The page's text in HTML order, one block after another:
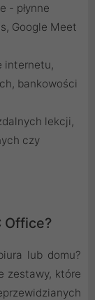
- płynne
Google Meet
internetu,
bankowości
lekcji,
czy
Office?
lub domu?
zestawy, które